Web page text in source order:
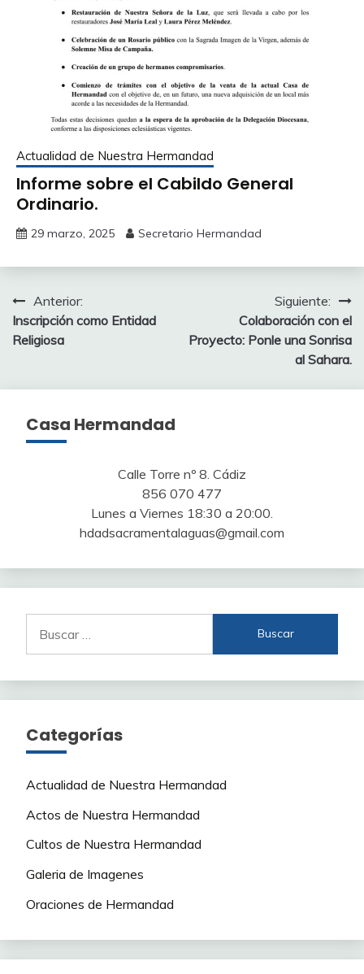
Actualidad de Nuestra Hermandad
Informe sobre el Cabildo General
Ordinario.
29 marzo, 2025 Secretario Hermandad
Navegación
de
Anterior:
Inscripción como Entidad
Religiosa
Siguiente:
Colaboración con el
Proyecto: Ponle una Sonrisa
al Sahara.
Casa Hermandad
Calle Torre nº 8. Cádiz
856 070 477
Lunes a Viernes 18:30 a 20:00.
hdadsacramentalaguas@gmail.com
Categorías
Actualidad de Nuestra Hermandad
Actos de Nuestra Hermandad
Cultos de Nuestra Hermandad
Galeria de Imagenes
Oraciones de Hermandad